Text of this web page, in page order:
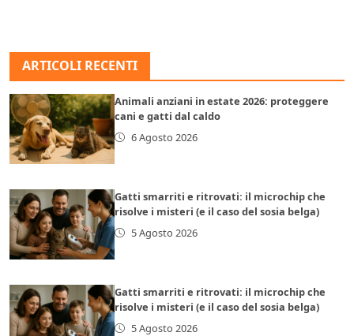
ARTICOLI RECENTI
Animali anziani in estate 2026: proteggere
cani e gatti dal caldo
6 Agosto 2026
Gatti smarriti e ritrovati: il microchip che
risolve i misteri (e il caso del sosia belga)
5 Agosto 2026
Gatti smarriti e ritrovati: il microchip che
risolve i misteri (e il caso del sosia belga)
5 Agosto 2026